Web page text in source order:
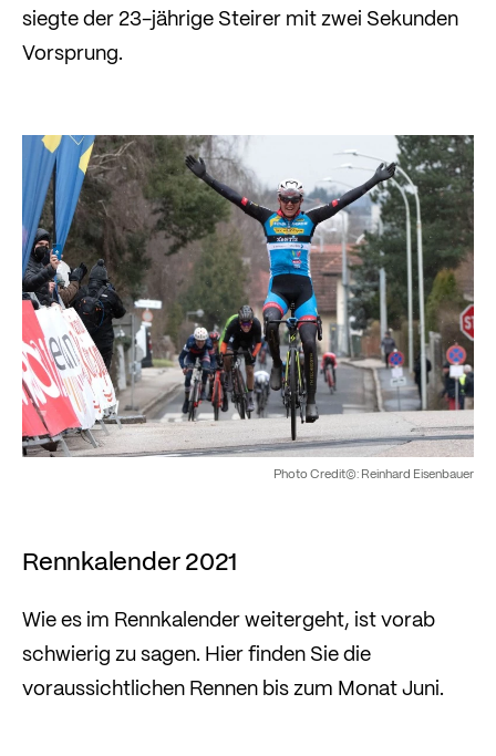
siegte der 23-jährige Steirer mit zwei Sekunden
Vorsprung.
Photo Credit©: Reinhard Eisenbauer
Rennkalender 2021
Wie es im Rennkalender weitergeht, ist vorab
schwierig zu sagen. Hier finden Sie die
voraussichtlichen Rennen bis zum Monat Juni.